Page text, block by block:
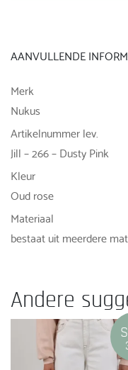
AANVULLENDE
Merk
Nukus
Artikelnummer lev.
Jill – 266 – Dusty Pink
Kleur
Oud rose
Materiaal
bestaat uit meerdere
Andere